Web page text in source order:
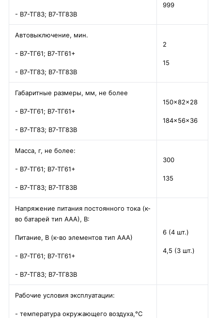
- В7-ТГ83; В7-ТГ83В
999
Автовыключение, мин.
- В7-ТГ61; В7-ТГ61+
- В7-ТГ83; В7-ТГ83В
2
15
Габаритные размеры, мм, не более
- В7-ТГ61; В7-ТГ61+
- В7-ТГ83; В7-ТГ83В
150×82×28
184×56×36
Масса, г, не более:
- В7-ТГ61; В7-ТГ61+
- В7-ТГ83; В7-ТГ83В
300
135
Напряжение питания постоянного тока (к-
во батарей тип ААА), В:
Питание, В (к-во элементов тип ААА)
- В7-ТГ61; В7-ТГ61+
- В7-ТГ83; В7-ТГ83В
6 (4 шт.)
4,5 (3 шт.)
Рабочие условия эксплуатации:
- температура окружающего воздуха,°С